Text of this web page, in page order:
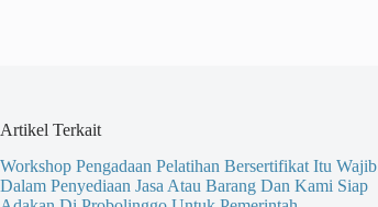
Artikel Terkait
Workshop Pengadaan Pelatihan Bersertifikat Itu Wajib
Dalam Penyediaan Jasa Atau Barang Dan Kami Siap